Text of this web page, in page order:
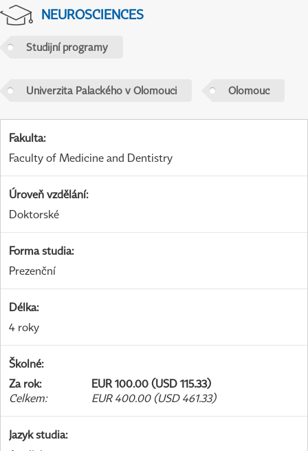
NEUROSCIENCES
Studijní programy
Univerzita Palackého v Olomouci Olomouc
Fakulta:
Faculty of Medicine and Dentistry
Úroveň vzdělání:
Doktorské
Forma studia:
Prezenční
Délka:
4 roky
Školné:
Za rok:
EUR 100.00 (USD 115.33)
Celkem: EUR 400.00 (USD 461.33)
Jazyk studia: